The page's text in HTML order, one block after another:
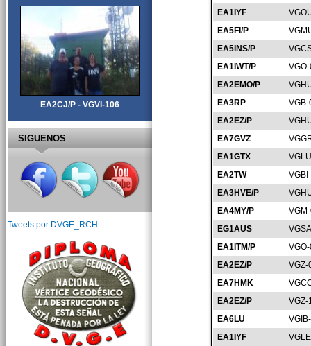
EA1IYF
EA5FI/P
EA5INS/P
EA1IWT/P
EA2EMO/P
EA3RP
EA2EZ/P
EA7GVZ
EA1GTX
EA2TW
EA3HVE/P
EA4MY/P
EG1AUS
EA1ITM/P
EA2EZ/P
VGZ-
EA7HMK
EA2EZ/P
VGZ-
EA6LU
EA1IYF
EA2CJ/P - VGVI-106
SIGUENOS
Tweets por DVGE_RCH